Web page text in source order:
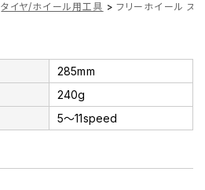
タイヤ/ホイール用工具 > フリーホイール ス
285mm
240g
5～11speed